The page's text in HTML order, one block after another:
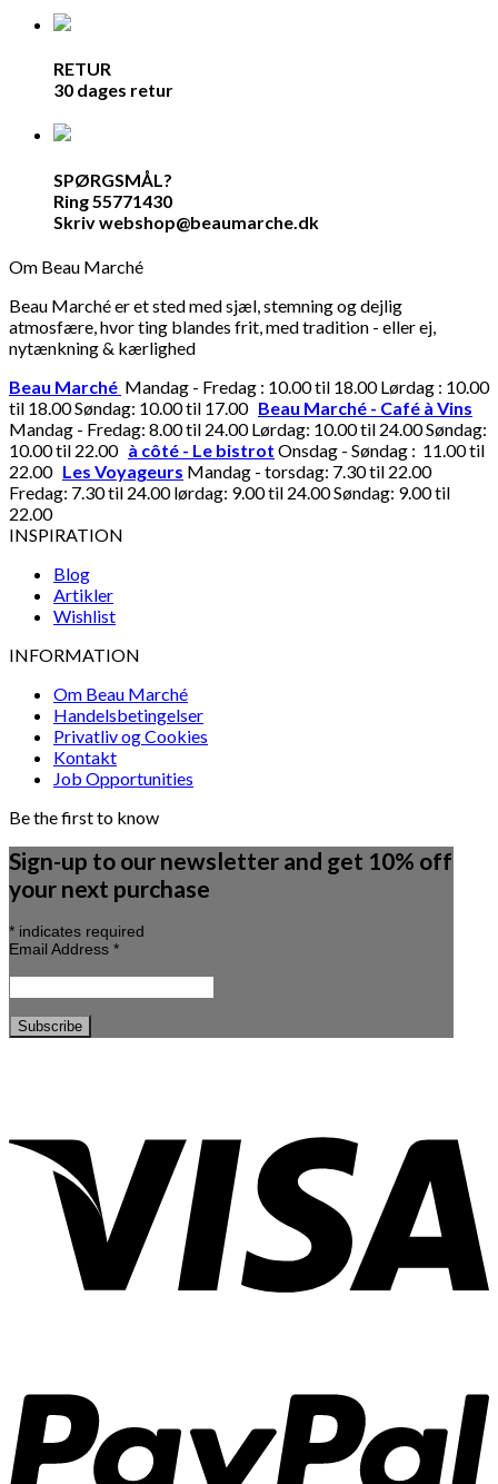
RETUR
30 dages retur
SPØRGSMÅL?
Ring 55771430
Skriv webshop@beaumarche.dk
Om Beau Marché
Beau Marché er et sted med sjæl, stemning og dejlig
atmosfære, hvor ting blandes frit, med tradition - eller ej,
nytænkning & kærlighed
Beau Marché Mandag - Fredag : 10.00 til 18.00 Lørdag : 10.00
til 18.00 Søndag: 10.00 til 17.00 Beau Marché - Café à Vins
Mandag - Fredag: 8.00 til 24.00 Lørdag: 10.00 til 24.00 Søndag:
10.00 til 22.00 à côté - Le bistrot Onsdag - Søndag : 11.00 til
22.00 Les Voyageurs Mandag - torsdag: 7.30 til 22.00
Fredag: 7.30 til 24.00 lørdag: 9.00 til 24.00 Søndag: 9.00 til
22.00
INSPIRATION
Blog
Artikler
Wishlist
INFORMATION
Om Beau Marché
Handelsbetingelser
Privatliv og Cookies
Kontakt
Job Opportunities
Be the first to know
Sign-up to our newsletter and get 10% off
your next purchase
* indicates required
Email Address *